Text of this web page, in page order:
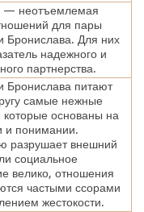
— неотъемлемая
для пары
Бронислава. Для них
надежного и
партнерства.
Бронислава питают
самые нежные
которые основаны на
и понимании.
разрушает внешний
социальное
велико, отношения
частыми ссорами
жестокости.